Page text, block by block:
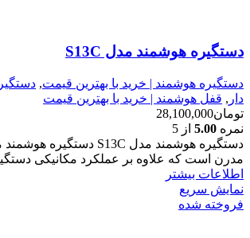
دستگیره هوشمند مدل S13C
دستگیره هوشمند | خرید با بهترین قیمت,
دار , قفل هوشمند | خرید با بهترین قیمت
تومان28,100,000
نمره 5.00 از 5
مدرن است که علاوه بر عملکرد مکانیکی
اطلاعات بیشتر
نمایش سریع
فروخته شده